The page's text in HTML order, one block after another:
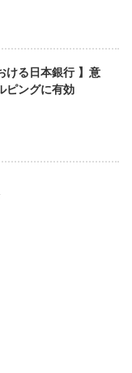
ける日本銀行 】意
ピングに有効